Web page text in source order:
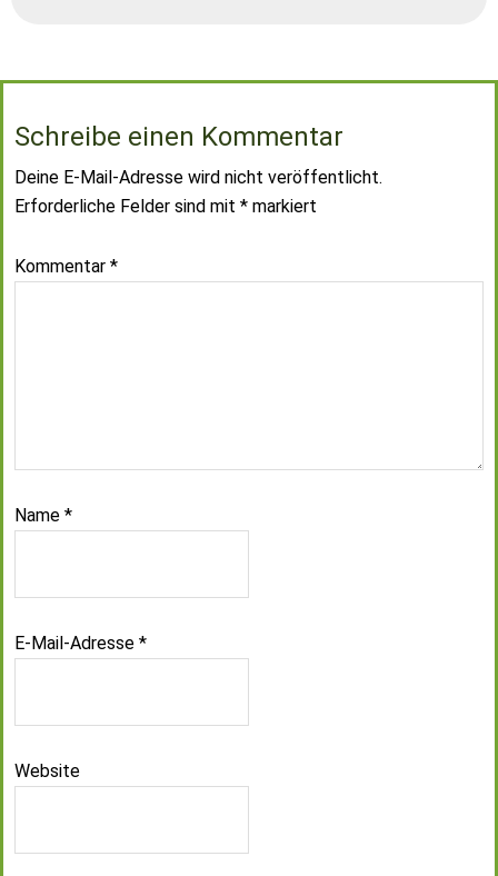
Schreibe einen Kommentar
Deine E-Mail-Adresse wird nicht veröffentlicht.
Erforderliche Felder sind mit * markiert
Kommentar *
Name *
E-Mail-Adresse *
Website